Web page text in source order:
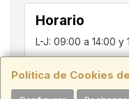
Política de Cookies
Horario
L-J: 09:00 a 14:00 y
PARIS, 24, LOCAL 6,